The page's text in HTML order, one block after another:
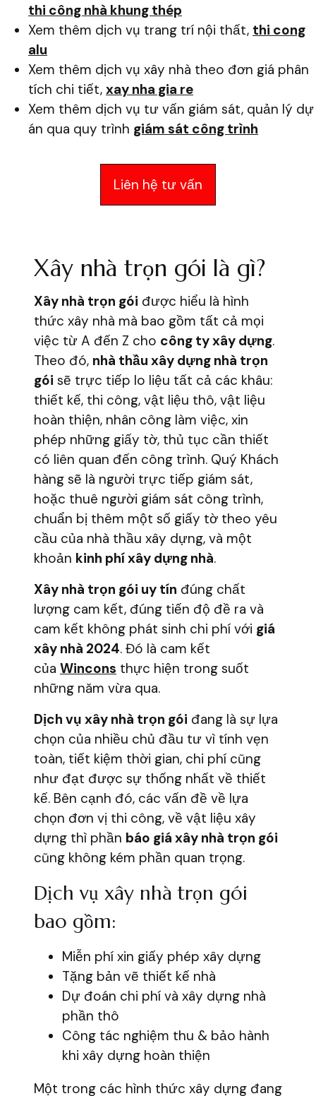
thi công nhà khung thép
Xem thêm dịch vụ trang trí nội thất, thi cong
alu
Xem thêm dịch vụ xây nhà theo đơn giá phân
tích chi tiết, xay nha gia re
Xem thêm dịch vụ tư vấn giám sát, quản lý dự
án qua quy trình giám sát công trình
Liên hệ tư vấn
Xây nhà trọn gói là gì?
Xây nhà trọn gói được hiểu là hình
thức xây nhà mà bao gồm tất cả mọi
việc từ A đến Z cho công ty xây dựng.
Theo đó, nhà thầu xây dựng nhà trọn
gói sẽ trực tiếp lo liệu tất cả các khâu:
thiết kế, thi công, vật liệu thô, vật liệu
hoàn thiện, nhân công làm việc, xin
phép những giấy tờ, thủ tục cần thiết
có liên quan đến công trình. Quý Khách
hàng sẽ là người trực tiếp giám sát,
hoặc thuê người giám sát công trình,
chuẩn bị thêm một số giấy tờ theo yêu
cầu của nhà thầu xây dựng, và một
khoản kinh phí xây dựng nhà.
Xây nhà trọn gói uy tín đúng chất
lượng cam kết, đúng tiến độ đề ra và
cam kết không phát sinh chi phí với giá
xây nhà 2024. Đó là cam kết
của Wincons thực hiện trong suốt
những năm vừa qua.
Dịch vụ xây nhà trọn gói đang là sự lựa
chọn của nhiều chủ đầu tư vì tính vẹn
toàn, tiết kiệm thời gian, chi phí cũng
như đạt được sự thống nhất về thiết
kế. Bên cạnh đó, các vấn đề về lựa
chọn đơn vị thi công, về vật liệu xây
dựng thì phần báo giá xây nhà trọn gói
cũng không kém phần quan trọng.
Dịch vụ xây nhà trọn gói
bao gồm:
Miễn phí xin giấy phép xây dựng
Tặng bản vẽ thiết kế nhà
Dự đoán chi phí và xây dựng nhà
phần thô
Công tác nghiệm thu & bảo hành
khi xây dựng hoàn thiện
Một trong các hình thức xây dựng đang